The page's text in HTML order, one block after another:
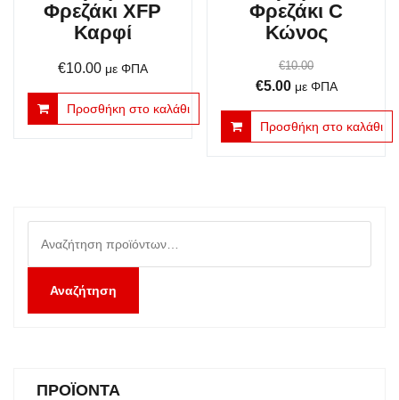
Φρεζάκι XFP
Καρφί
€10.00 με ΦΠΑ
Προσθήκη στο καλάθι
Φρεζάκι C
Κώνος
€10.00
Original
price
was:
€5.00Η
τρέχουσα
τιμή
με ΦΠΑ
Προσθήκη στο καλάθι
για:
Αναζήτηση
ΠΡΟΪΌΝΤΑ